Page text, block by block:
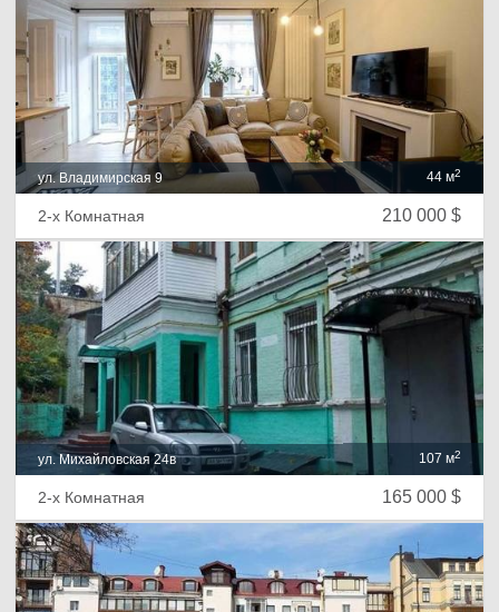
ул. Владимирская 9 44 м2
210 000 $
2-х Комнатная
ул. Михайловская 24в 107 м2
165 000 $
2-х Комнатная